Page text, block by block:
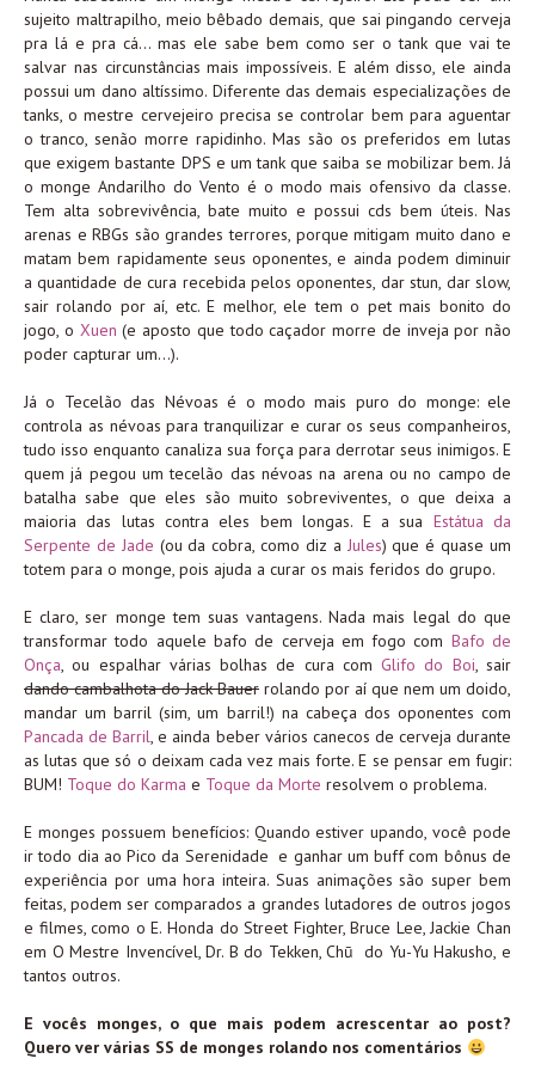
sujeito maltrapilho, meio bêbado demais, que sai pingando cerveja
pra lá e pra cá… mas ele sabe bem como ser o tank que vai te
salvar nas circunstâncias mais impossíveis. E além disso, ele ainda
possui um dano altíssimo. Diferente das demais especializações de
tanks, o mestre cervejeiro precisa se controlar bem para aguentar
o tranco, senão morre rapidinho. Mas são os preferidos em lutas
que exigem bastante DPS e um tank que saiba se mobilizar bem. Já
o monge Andarilho do Vento é o modo mais ofensivo da classe.
Tem alta sobrevivência, bate muito e possui cds bem úteis. Nas
arenas e RBGs são grandes terrores, porque mitigam muito dano e
matam bem rapidamente seus oponentes, e ainda podem diminuir
a quantidade de cura recebida pelos oponentes, dar stun, dar slow,
sair rolando por aí, etc. E melhor, ele tem o pet mais bonito do
jogo, o Xuen (e aposto que todo caçador morre de inveja por não
poder capturar um…).
Já o Tecelão das Névoas é o modo mais puro do monge: ele
controla as névoas para tranquilizar e curar os seus companheiros,
tudo isso enquanto canaliza sua força para derrotar seus inimigos. E
quem já pegou um tecelão das névoas na arena ou no campo de
batalha sabe que eles são muito sobreviventes, o que deixa a
maioria das lutas contra eles bem longas. E a sua Estátua da
Serpente de Jade (ou da cobra, como diz a Jules) que é quase um
totem para o monge, pois ajuda a curar os mais feridos do grupo.
E claro, ser monge tem suas vantagens. Nada mais legal do que
transformar todo aquele bafo de cerveja em fogo com Bafo de
Onça, ou espalhar várias bolhas de cura comGlifo do Boi, sair
dando cambalhota do Jack Bauer rolando por aí que nem um doido,
mandar um barril (sim, um barril!) na cabeça dos oponentes com
Pancada de Barril, e ainda beber vários canecos de cerveja durante
as lutas que só o deixam cada vez mais forte. E se pensar em fugir:
BUM! Toque do Karma e Toque da Morte resolvem o problema.
E monges possuem benefícios: Quando estiver upando, você pode
ir todo dia ao Pico da Serenidade e ganhar um buff com bônus de
experiência por uma hora inteira. Suas animações são super bem
feitas, podem ser comparados a grandes lutadores de outros jogos
e filmes, como o E. Honda do Street Fighter, Bruce Lee, Jackie Chan
em O Mestre Invencível, Dr. B do Tekken, Chū do Yu-Yu Hakusho, e
tantos outros.
E vocês monges, o que mais podem acrescentar ao post?
Quero ver várias SS de monges rolando nos comentários